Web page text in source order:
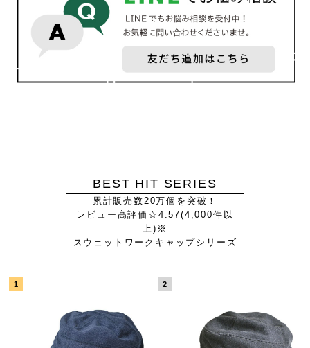
BEST HIT SERIES
累計販売数20万個を突破！
レビュー高評価☆4.57(4,000件以
上)※
スウェットワークキャップシリーズ